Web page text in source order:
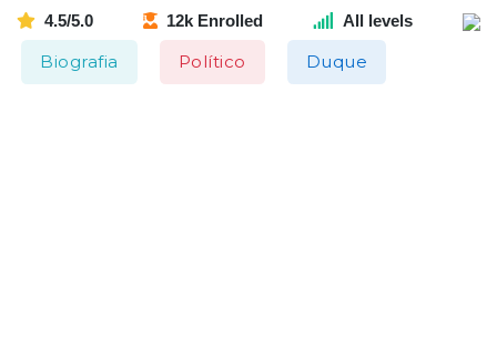
4.5/5.0 12k Enrolled All levels
Biografia Político Duque